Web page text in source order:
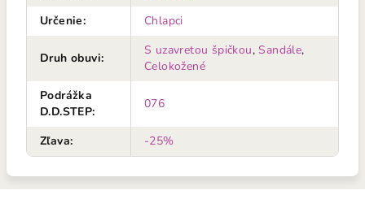
Určenie: Chlapci
Druh obuvi:
S uzavretou špičkou,Sandále,
Celokožené
Podrážka
D.D.STEP:
076
Zľava: -25%